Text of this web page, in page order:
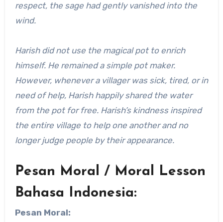
respect, the sage had gently vanished into the
wind.
Harish did not use the magical pot to enrich
himself. He remained a simple pot maker.
However, whenever a villager was sick, tired, or in
need of help, Harish happily shared the water
from the pot for free. Harish’s kindness inspired
the entire village to help one another and no
longer judge people by their appearance.
Pesan Moral / Moral Lesson
Bahasa Indonesia:
Pesan Moral: